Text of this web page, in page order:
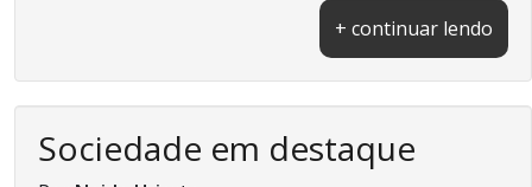
+ continuar lendo
Sociedade em destaque